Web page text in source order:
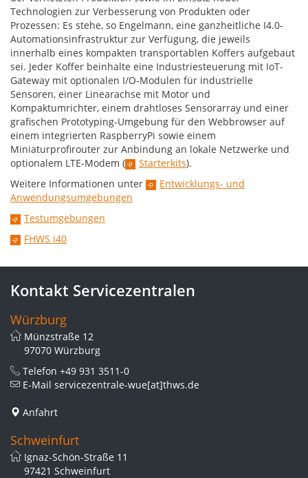
Technologien zur Verbesserung von Produkten oder
Prozessen: Es stehe, so Engelmann, eine ganzheitliche I4.0-
Automationsinfrastruktur zur Verfügung, die jeweils
innerhalb eines kompakten transportablen Koffers aufgebaut
sei. Jeder Koffer beinhalte eine Industriesteuerung mit IoT-
Gateway mit optionalen I/O-Modulen für industrielle
Sensoren, einer Linearachse mit Motor und
Kompaktumrichter, einem drahtloses Sensorarray und einer
grafischen Prototyping-Umgebung für den Webbrowser auf
einem integrierten RaspberryPi sowie einem
Miniaturprofirouter zur Anbindung an lokale Netzwerke und
optionalem LTE-Modem (
Starterkits).
Weitere Informationen unter
Entwicklungs- und
Anwendungsumgebungen
Testumgebungen
FHWS i40
Kontakt Servicezentralen
Würzburg
Münzstraße 12
97070 Würzburg
Telefon +49 931 3511-0
E-Mail servicezentrale-wue[at]thws.de
Anfahrt
Schweinfurt
Ignaz-Schön-Straße 11
97421 Schweinfurt